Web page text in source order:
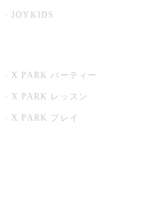
JOYKIDS
X PARK パーティー
X PARK レッスン
X PARK プレイ